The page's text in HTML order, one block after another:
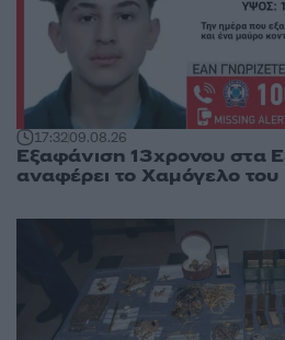
17:3209.08.26
Εξαφάνιση 13χρονου στα
αναφέρει το Χαμόγελο του